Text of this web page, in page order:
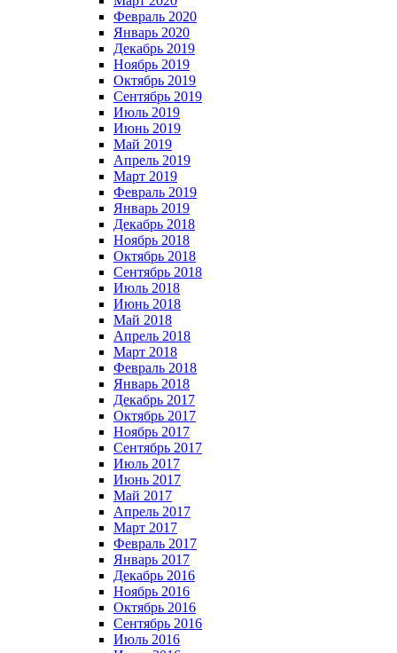
Февраль 2020
Январь 2020
Декабрь 2019
Ноябрь 2019
Октябрь 2019
Сентябрь 2019
Июль 2019
Июнь 2019
Май 2019
Апрель 2019
Март 2019
Февраль 2019
Январь 2019
Декабрь 2018
Ноябрь 2018
Октябрь 2018
Сентябрь 2018
Июль 2018
Июнь 2018
Май 2018
Апрель 2018
Март 2018
Февраль 2018
Январь 2018
Декабрь 2017
Октябрь 2017
Ноябрь 2017
Сентябрь 2017
Июль 2017
Июнь 2017
Май 2017
Апрель 2017
Март 2017
Февраль 2017
Январь 2017
Декабрь 2016
Ноябрь 2016
Октябрь 2016
Сентябрь 2016
Июль 2016